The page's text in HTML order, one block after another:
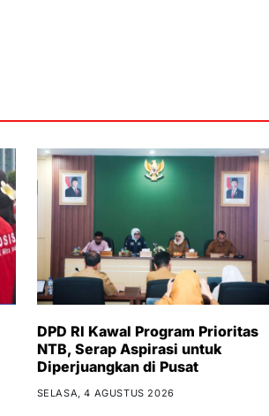
DPD RI Kawal Program Prioritas
NTB, Serap Aspirasi untuk
Diperjuangkan di Pusat
SELASA, 4 AGUSTUS 2026